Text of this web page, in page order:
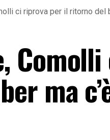
ci riprova per il ritorno del
ma